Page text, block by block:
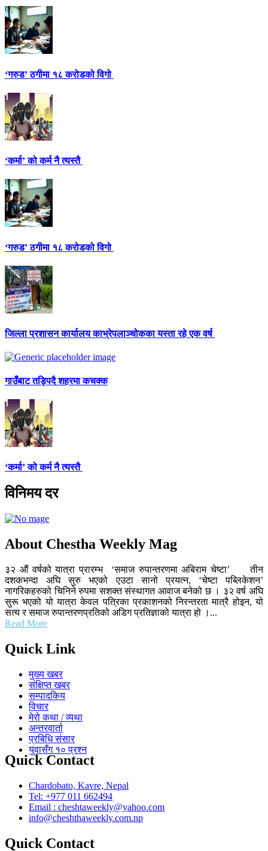
‘गरुड’ ठगीमा १८ करोडको विगो
‘कर्मा’ को कर्म नै त्यस्तै
‘गरुड’ ठगीमा १८ करोडको विगो
जिल्ला प्रशासन कार्यालय काभ्रेपलाञ्चोकका यस्ता रहे एक वर्ष
गाउँबाट तड्पिदै शहरमा कचक्क
‘कर्मा’ को कर्म नै त्यस्तै
विनिमय दर
About Chestha Weekly Mag
३२ औं वर्षको यात्रा प्रारम्भ ‘समाज रुपान्तरणमा अबिराम चेष्टा’ तीन
दशकभन्दा अघि सुरु भएको एउटा सानो प्रयत्न, ‘चेष्टा पब्लिकेशन’
नागरिकहरुको चिनिने रुपमा सशक्त संस्थागत आवाज बनेको छ । ३२ वर्ष अघि
सुरू भएको यो यात्रा केवल पत्रिका प्रकाशनको निरन्तरता मात्रै होइन, यो
सत्य र समाज रुपान्तरणप्रतिको अडिग प्रतिज्ञाको यात्रा हो ।...
Read More
Quick Link
मुख्य खबर
संक्षिप्त खबर
सम्पादकिय
विचार
मेरो कथा / व्यथा
अन्तरवार्ता
प्रबिधि संसार
युवासँग १० प्रश्न
Quick Contact
Chardobato, Kavre, Nepal
Tel: +977 011 662494
Email : cheshtaweekly@yahoo.com
info@cheshthaweekly.com.np
Quick Contact